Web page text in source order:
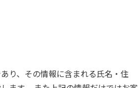
り、その情報に含まれる氏名・住